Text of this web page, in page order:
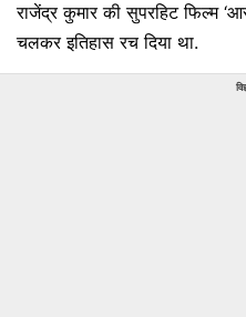
राजेंद्र कुमार की सुपरहिट फिल्म
चलकर इतिहास रच दिया था.